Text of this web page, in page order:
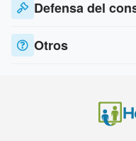
Defensa del
Otros